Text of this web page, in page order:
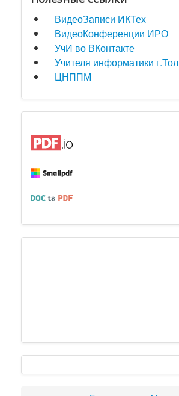
ВидеоЗаписи ИКТех
ВидеоКонференции ИРО
УчИ во ВКонтакте
Учителя информатики
ЦНППМ